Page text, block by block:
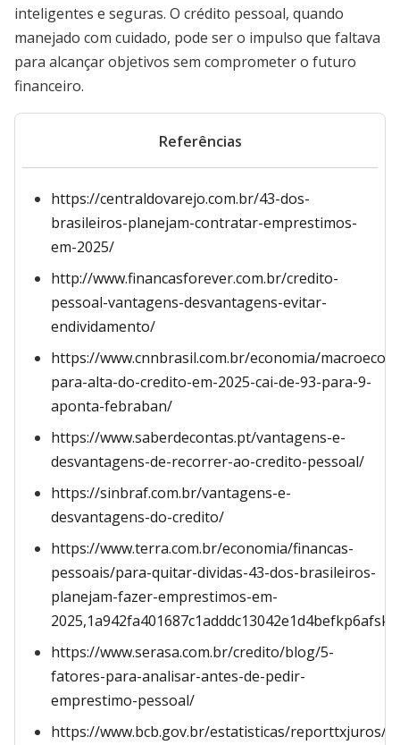
inteligentes e seguras. O crédito pessoal, quando
manejado com cuidado, pode ser o impulso que faltava
para alcançar objetivos sem comprometer o futuro
financeiro.
Referências
https://centraldovarejo.com.br/43-dos-
brasileiros-planejam-contratar-emprestimos-
em-2025/
http://www.financasforever.com.br/credito-
pessoal-vantagens-desvantagens-evitar-
endividamento/
https://www.cnnbrasil.com.br/economia/
para-alta-do-credito-em-2025-cai-de-93-para-9-
aponta-febraban/
https://www.saberdecontas.pt/vantagens-e-
desvantagens-de-recorrer-ao-credito-pessoal/
https://sinbraf.com.br/vantagens-e-
desvantagens-do-credito/
https://www.terra.com.br/economia/financas-
pessoais/para-quitar-dividas-43-dos-brasileiros-
planejam-fazer-emprestimos-em-
https://www.serasa.com.br/credito/blog/5-
fatores-para-analisar-antes-de-pedir-
emprestimo-pessoal/
https://www.bcb.gov.br/estatisticas/reporttxjuros/?